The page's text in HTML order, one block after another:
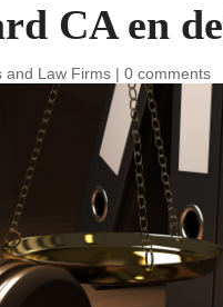
CA en
and Law Firms |0 comments